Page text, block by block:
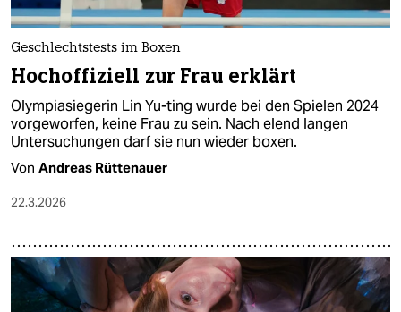
Geschlechtstests im Boxen
Hochoffiziell zur Frau erklärt
Olympiasiegerin Lin Yu-ting wurde bei den Spielen 2024
vorgeworfen, keine Frau zu sein. Nach elend langen
Untersuchungen darf sie nun wieder boxen.
Von Andreas Rüttenauer
22.3.2026